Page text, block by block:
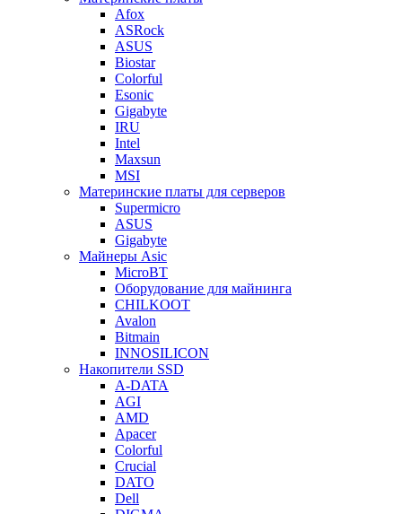
Afox
ASRock
ASUS
Biostar
Colorful
Esonic
Gigabyte
IRU
Intel
Maxsun
MSI
Материнские платы для серверов
Supermicro
ASUS
Gigabyte
Майнеры Asic
MicroBT
Оборудование для майнинга
CHILKOOT
Avalon
Bitmain
INNOSILICON
Накопители SSD
A-DATA
AGI
AMD
Apacer
Colorful
Crucial
DATO
Dell